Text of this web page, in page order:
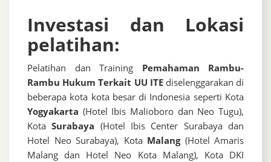
Investasi dan Lokasi
pelatihan:
Pelatihan dan Training Pemahaman Rambu-
Rambu Hukum Terkait UU ITEdiselenggarakan di
beberapa kota kota besar di Indonesia seperti Kota
Yogyakarta (Hotel Ibis Malioboro dan Neo Tugu),
KotaSurabaya (Hotel Ibis Center Surabaya dan
Hotel Neo Surabaya), Kota Malang(Hotel Amaris
Malang dan Hotel Neo Kota Malang), Kota DKI